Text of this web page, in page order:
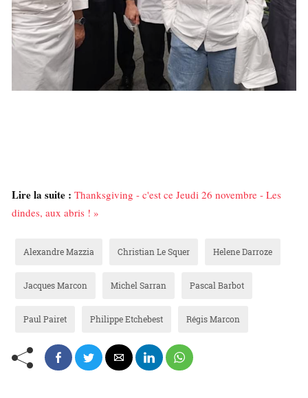
Lire la suite : Thanksgiving - c'est ce Jeudi 26 novembre - Les
dindes, aux abris ! »
Alexandre Mazzia Christian Le Squer Helene Darroze
Jacques Marcon Michel Sarran Pascal Barbot
Paul Pairet Philippe Etchebest Régis Marcon